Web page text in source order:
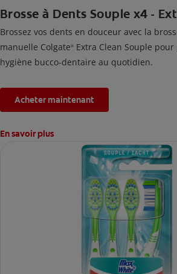
Brosse à Dents Souple x4 -
Brossez vos dents en douceur avec la
manuelle Colgate® Extra Clean Souple
hygiène bucco-dentaire au quotidien.
Acheter maintenant
En savoir plus